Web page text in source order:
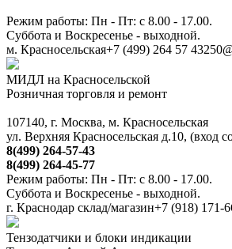
Режим работы: Пн - Пт: с 8.00 - 17.00.
Суббота и Воскресенье - выходной.
м. Красносельская+7 (499) 264 57 43
МИДЛ на Красносельской
Розничная торговля и ремонт
107140, г. Москва, м. Красносельская
ул. Верхняя Красносельская д.10, (вход
8(499) 264-57-43
8(499) 264-45-77
Режим работы: Пн - Пт: с 8.00 - 17.00.
Суббота и Воскресенье - выходной.
г. Краснодар склад/магазин+7 (918) 171-
Тензодатчики и блоки индикации